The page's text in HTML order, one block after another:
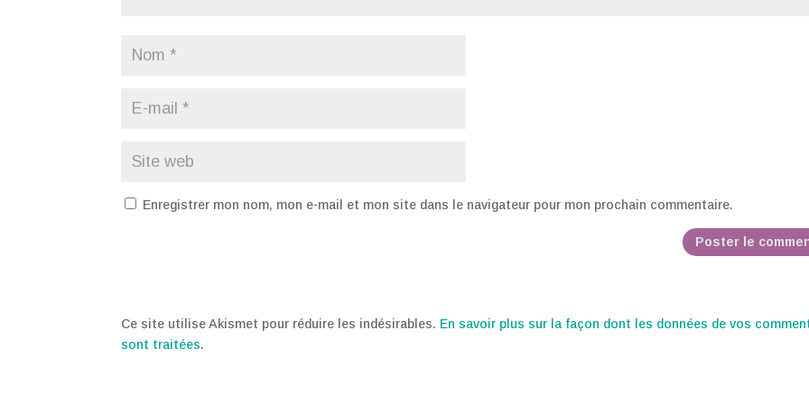
Enregistrer mon nom, mon e-mail et mon site dans le navigateur pour mon prochain commentaire.
Ce site utilise Akismet pour réduire les indésirables. En savoir plus sur la façon dont les données de vos
sont traitées.